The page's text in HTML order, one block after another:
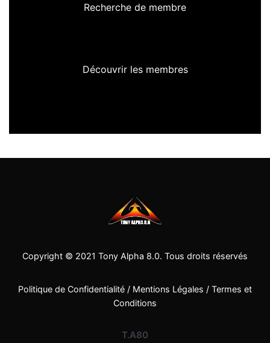
Recherche de membre
Découvrir les membres
Copyright © 2021 Tony Alpha 8.0. Tous droits réservés
Politique de Confidentialité / Mentions Légales / Termes et
Conditions
T.A80